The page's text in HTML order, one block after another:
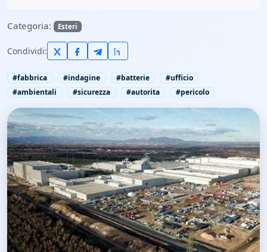
Categoria: Esteri
Condividi:
#fabbrica #indagine #batterie
#ufficio
#ambientali
#sicurezza #autorita #pericolo